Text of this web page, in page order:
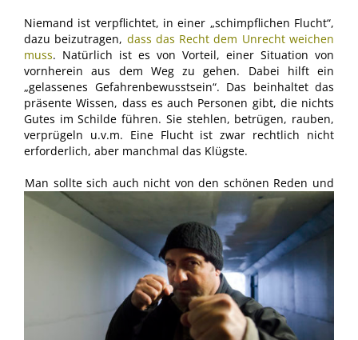
Niemand ist verpflichtet, in einer „schimpflichen Flucht“,
dazu beizutragen, dass das Recht dem Unrecht weichen
muss. Natürlich ist es von Vorteil, einer Situation von
vornherein aus dem Weg zu gehen. Dabei hilft ein
„gelassenes Gefahrenbewusstsein“. Das beinhaltet das
präsente Wissen, dass es auch Personen gibt, die nichts
Gutes im Schilde führen. Sie stehlen, betrügen, rauben,
verprügeln u.v.m. Eine Flucht ist zwar rechtlich nicht
erforderlich, aber manchmal das Klügste.
Man sollte sich auch nicht von den schönen Reden und